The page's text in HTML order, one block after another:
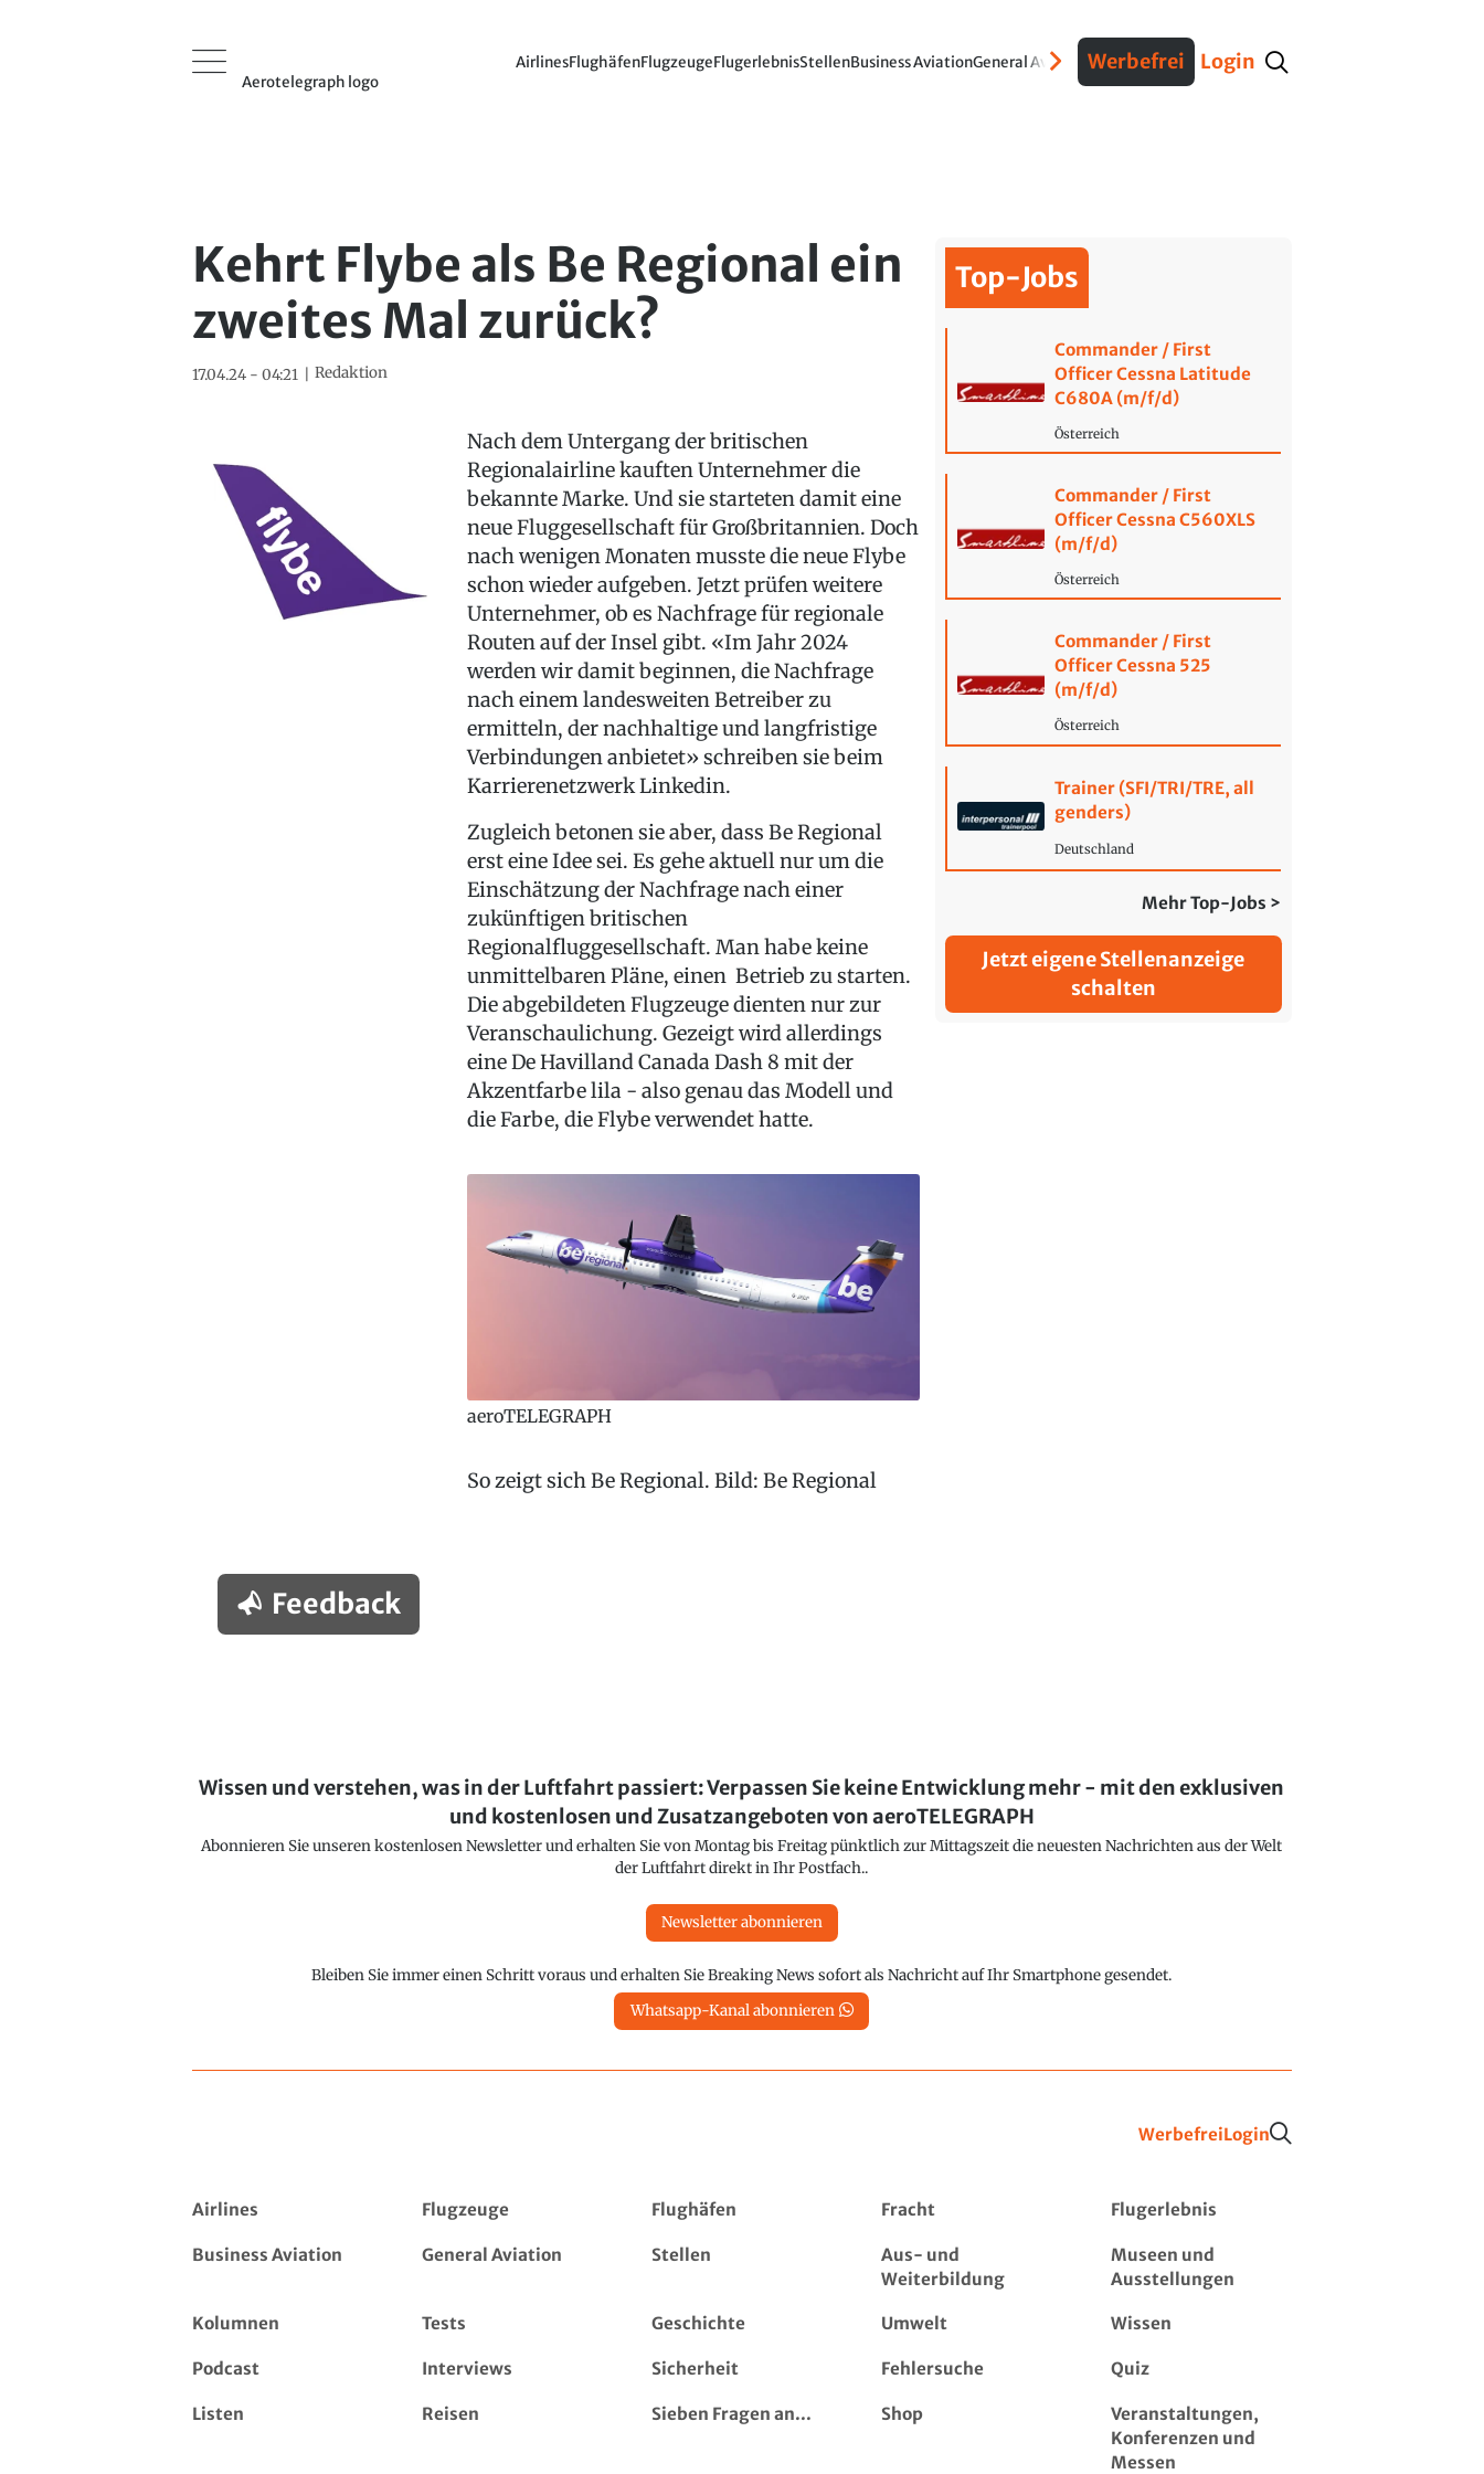
Aerotelegraph logo
AirlinesFlughäfenFlugzeugeFlugerlebnisStellenBusiness AviationGeneral AviationVerteidigungInterviews Fracht
Werbefrei Login
Kehrt Flybe als Be Regional ein
zweites Mal zurück?
17.04.24 - 04:21 Redaktion
Nach dem Untergang der britischen
Regionalairline kauften Unternehmer die
bekannte Marke. Und sie starteten damit eine
neue Fluggesellschaft für Großbritannien. Doch
nach wenigen Monaten musste die neue Flybe
schon wieder aufgeben. Jetzt prüfen weitere
Unternehmer, ob es Nachfrage für regionale
Routen auf der Insel gibt. «Im Jahr 2024
werden wir damit beginnen, die Nachfrage
nach einem landesweiten Betreiber zu
ermitteln, der nachhaltige und langfristige
Verbindungen anbietet» schreiben sie beim
Karrierenetzwerk Linkedin.
Zugleich betonen sie aber, dass Be Regional
erst eine Idee sei. Es gehe aktuell nur um die
Einschätzung der Nachfrage nach einer
zukünftigen britischen
Regionalfluggesellschaft. Man habe keine
unmittelbaren Pläne, einen Betrieb zu starten.
Die abgebildeten Flugzeuge dienten nur zur
Veranschaulichung. Gezeigt wird allerdings
eine De Havilland Canada Dash 8 mit der
Akzentfarbe lila - also genau das Modell und
die Farbe, die Flybe verwendet hatte.
aeroTELEGRAPH
So zeigt sich Be Regional. Bild: Be Regional
Feedback
Top-Jobs
Commander / First
Officer Cessna Latitude
C680A (m/f/d)
Österreich
Commander / First
Officer Cessna C560XLS
(m/f/d)
Österreich
Commander / First
Officer Cessna 525
(m/f/d)
Österreich
Trainer (SFI/TRI/TRE, all
genders)
Deutschland
Mehr Top-Jobs >
Jetzt eigene Stellenanzeige
schalten
Wissen und verstehen, was in der Luftfahrt passiert: Verpassen Sie keine Entwicklung mehr - mit den exklusiven
und kostenlosen und Zusatzangeboten von aeroTELEGRAPH
Abonnieren Sie unseren kostenlosen Newsletter und erhalten Sie von Montag bis Freitag pünktlich zur Mittagszeit die neuesten Nachrichten aus der Welt
der Luftfahrt direkt in Ihr Postfach..
Newsletter abonnieren
Bleiben Sie immer einen Schritt voraus und erhalten Sie Breaking News sofort als Nachricht auf Ihr Smartphone gesendet.
Whatsapp-Kanal abonnieren
WerbefreiLogin
Airlines Flugzeuge Flughäfen Fracht Flugerlebnis
Business Aviation General Aviation Stellen
Aus- und
Weiterbildung
Museen und
Ausstellungen
Kolumnen Tests Geschichte Umwelt Wissen
Podcast Interviews Sicherheit Fehlersuche Quiz
Listen Reisen Sieben Fragen an... Shop
Veranstaltungen,
Konferenzen und
Messen